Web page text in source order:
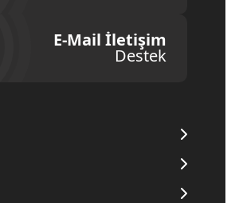
E-Mail İletişim
Destek